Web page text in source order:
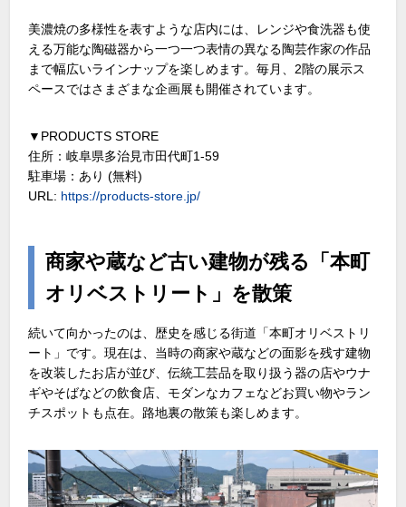
美濃焼の多様性を表すような店内には、レンジや食洗器も使
える万能な陶磁器から一つ一つ表情の異なる陶芸作家の作品
まで幅広いラインナップを楽しめます。毎月、2階の展示ス
ペースではさまざまな企画展も開催されています。
▼PRODUCTS STORE
住所：岐阜県多治見市田代町1-59
駐車場：あり (無料)
URL: https://products-store.jp/
商家や蔵など古い建物が残る「本町
オリベストリート」を散策
続いて向かったのは、歴史を感じる街道「本町オリベストリ
ート」です。現在は、当時の商家や蔵などの面影を残す建物
を改装したお店が並び、伝統工芸品を取り扱う器の店やウナ
ギやそばなどの飲食店、モダンなカフェなどお買い物やラン
チスポットも点在。路地裏の散策も楽しめます。